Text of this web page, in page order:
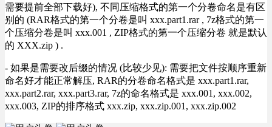
需要提前全部下载好), 不同压缩格式的第一个分卷命名是有区
别的 (RAR格式的第一个分卷是叫 xxx.part1.rar , 7z格式的第一
个压缩分卷是叫 xxx.001 , ZIP格式的第一个压缩分卷 就是默认
的 XXX.zip ) .
- 如果是需要改后缀的情况 (比较少见): 需要把文件按顺序重新
命名好才能正常解压, RAR的分卷命名格式是 xxx.part1.rar,
xxx.part2.rar, xxx.part3.rar, 7z的命名格式是 xxx.001, xxx.002,
xxx.003, ZIP的排序格式 xxx.zip, xxx.zip.001, xxx.zip.002